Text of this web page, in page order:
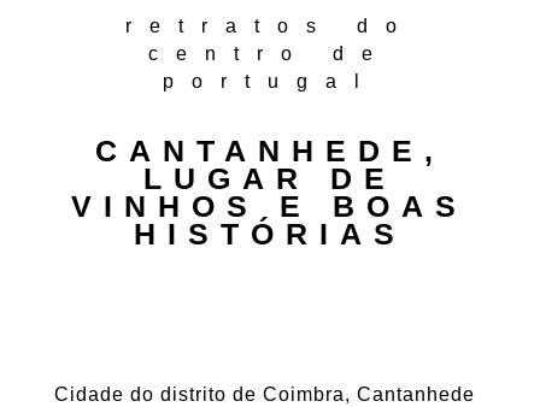
retratos do
centro de
portugal
CANTANHEDE,
LUGAR DE
VINHOS E BOAS
HISTÓRIAS
Cidade do distrito de Coimbra, Cantanhede